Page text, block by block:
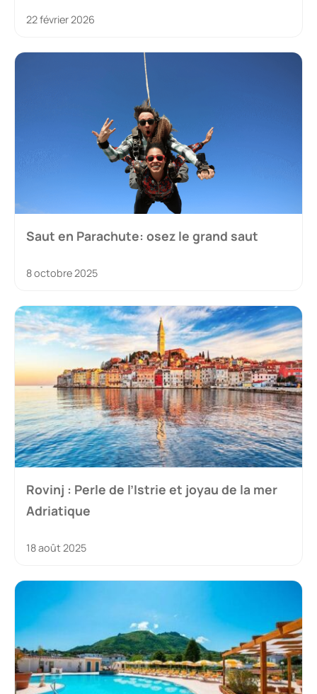
22 février 2026
Saut en Parachute: osez le grand saut
8 octobre 2025
Rovinj : Perle de l’Istrie et joyau de la mer
Adriatique
18 août 2025